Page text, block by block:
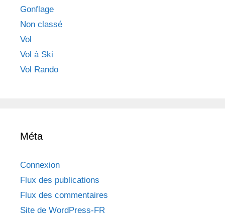
Gonflage
Non classé
Vol
Vol à Ski
Vol Rando
Méta
Connexion
Flux des publications
Flux des commentaires
Site de WordPress-FR